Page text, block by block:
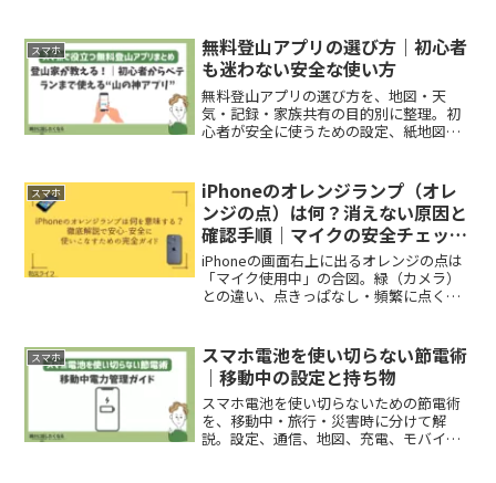
スマホ
無料登山アプリの選び方｜初心者
も迷わない安全な使い方
無料登山アプリの選び方を、地図・天
気・記録・家族共有の目的別に整理。初
心者が安全に使うための設定、紙地図と
スマホ
iPhoneのオレンジランプ（オレ
ンジの点）は何？消えない原因と
確認手順｜マイクの安全チェック
完全ガイド
iPhoneの画面右上に出るオレンジの点は
「マイク使用中」の合図。緑（カメラ）
との違い、点きっぱなし・頻繁に点く時
します。
スマホ
スマホ電池を使い切らない節電術
｜移動中の設定と持ち物
スマホ電池を使い切らないための節電術
を、移動中・旅行・災害時に分けて解
説。設定、通信、地図、充電、モバイル